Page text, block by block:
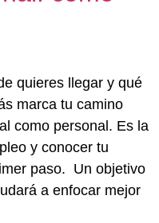
quieres llegar y qué
marca tu camino
como personal. Es la
y conocer tu
paso. Un objetivo
a enfocar mejor